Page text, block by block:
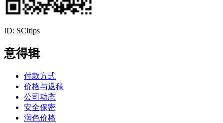
ID: SCItips
意得辑
付款方式
价格与返稿
公司动态
安全保密
润色价格